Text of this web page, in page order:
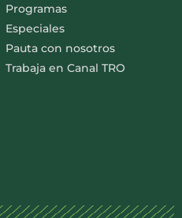
Programas
Especiales
Pauta con nosotros
Trabaja en Canal TRO